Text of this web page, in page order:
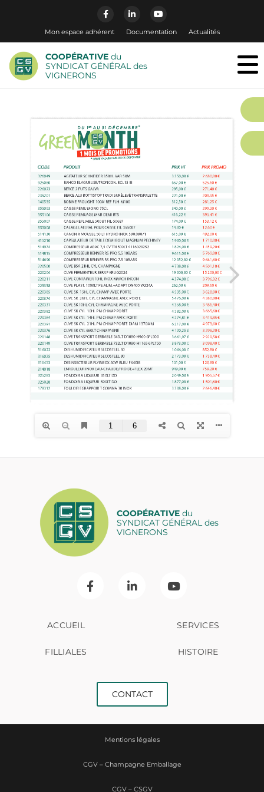
Mon espace adhérent Documentation Actualités
COOPÉRATIVE du
SYNDICAT GÉNÉRAL des
VIGNERONS
COOPÉRATIVEdu
SYNDICAT GÉNÉRAL des
VIGNERONS
ACCUEIL SERVICES
FILLIALES HISTOIRE
CONTACT
Mentions légales
CGV – Champagne Emballage
CGV – CSGV